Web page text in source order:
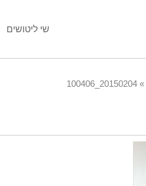
שי ליטושים
»
20150204_100406